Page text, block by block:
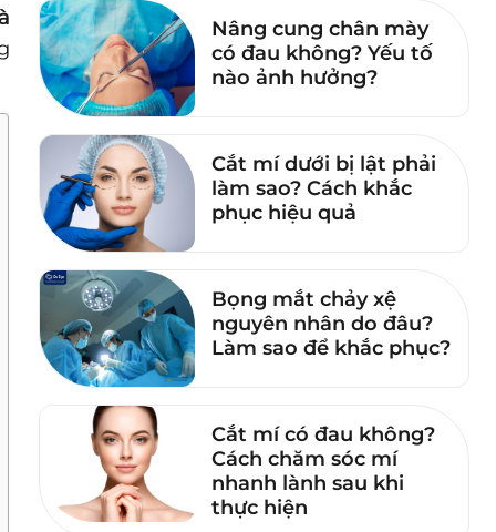
Nâng cung chân mày
có đau không? Yếu tố
nào ảnh hưởng?
Cắt mí dưới bị lật phải
làm sao? Cách khắc
phục hiệu quả
Bọng mắt chảy xệ
nguyên nhân do đâu?
Làm sao để khắc phục?
Cắt mí có đau không?
Cách chăm sóc mí
nhanh lành sau khi
thực hiện